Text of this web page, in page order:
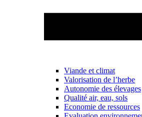
Viande et climat
Valorisation de l’herbe
Autonomie des élevages
Qualité air, eau, sols
Economie de ressources